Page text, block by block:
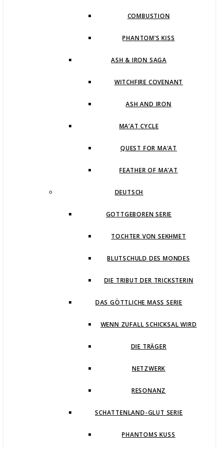
COMBUSTION
PHANTOM’S KISS
ASH & IRON SAGA
WITCHFIRE COVENANT
ASH AND IRON
MA’AT CYCLE
QUEST FOR MA’AT
FEATHER OF MA’AT
DEUTSCH
GOTTGEBOREN SERIE
TOCHTER VON SEKHMET
BLUTSCHULD DES MONDES
DIE TRIBUT DER TRICKSTERIN
DAS GÖTTLICHE MASS SERIE
WENN ZUFALL SCHICKSAL WIRD
DIE TRÄGER
NETZWERK
RESONANZ
SCHATTENLAND-GLUT SERIE
PHANTOMS KUSS